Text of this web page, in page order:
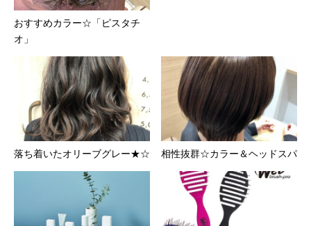
おすすめカラー☆「ピスタチ
オ」
落ち着いたオリーブグレー★☆ 相性抜群☆カラー＆ヘッドスパ